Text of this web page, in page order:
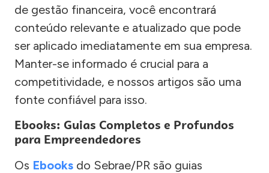
de gestão financeira, você encontrará
conteúdo relevante e atualizado que pode
ser aplicado imediatamente em sua empresa.
Manter-se informado é crucial para a
competitividade, e nossos artigos são uma
fonte confiável para isso.
Ebooks: Guias Completos e Profundos
para Empreendedores
Os Ebooks do Sebrae/PR são guias